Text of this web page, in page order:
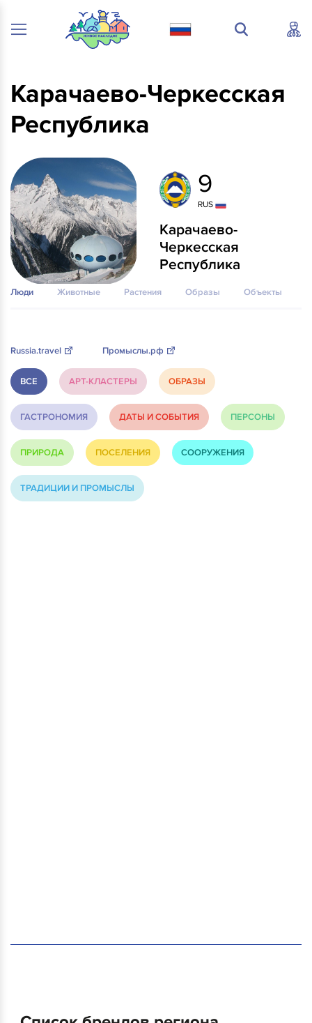
Карачаево-Черкесская
Республика
9
RUS
Карачаево-
Черкесская
Республика
Люди Животные Растения Образы Объекты
Russia.travel Промыслы.рф
ВСЕ АРТ-КЛАСТЕРЫ ОБРАЗЫ
ГАСТРОНОМИЯ ДАТЫ И СОБЫТИЯ ПЕРСОНЫ
ПРИРОДА ПОСЕЛЕНИЯ СООРУЖЕНИЯ
ТРАДИЦИИ И ПРОМЫСЛЫ